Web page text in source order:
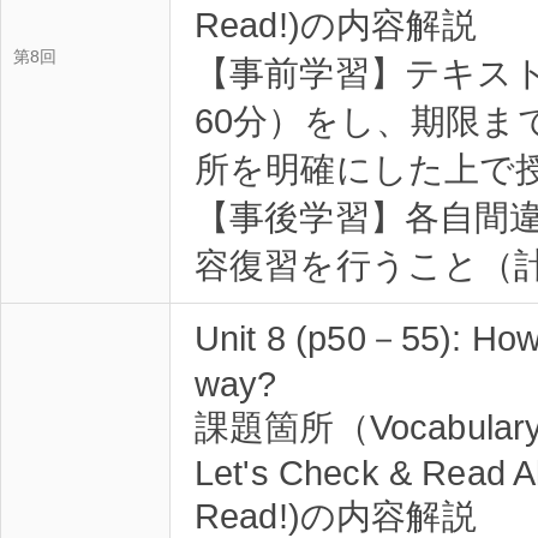
第8回
Read!)の内容解説
【事前学習】テキ
60分）をし、期限ま
所を明確にした上で
【事後学習】各自
容復習を行うこと（
Unit 8 (p50－55):
way?
課題箇所（
Let's Check & Read
Read!)の内容解説